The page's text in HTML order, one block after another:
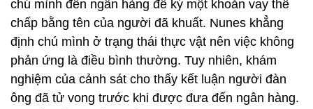
chú mình đến ngân hàng để ký một khoản vay thế
chấp bằng tên của người đã khuất. Nunes khẳng
định chú mình ở trạng thái thực vật nên việc không
phản ứng là điều bình thường. Tuy nhiên, khám
nghiệm của cảnh sát cho thấy kết luận người đàn
ông đã tử vong trước khi được đưa đến ngân hàng.